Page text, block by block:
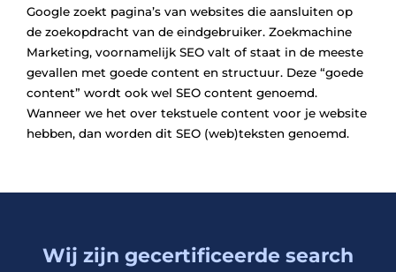
Google zoekt pagina’s van websites die aansluiten op
de zoekopdracht van de eindgebruiker. Zoekmachine
Marketing, voornamelijk SEO valt of staat in de meeste
gevallen met goede content en structuur. Deze “goede
content” wordt ook wel SEO content genoemd.
Wanneer we het over tekstuele content voor je website
hebben, dan worden dit SEO (web)teksten genoemd.
Wij zijn gecertificeerde search